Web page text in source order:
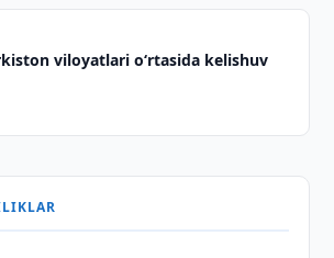
viloyatlari oʻrtasida kelishuv